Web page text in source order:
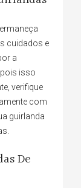
cuidados e
a
isso
verifique
com
guirlanda
De